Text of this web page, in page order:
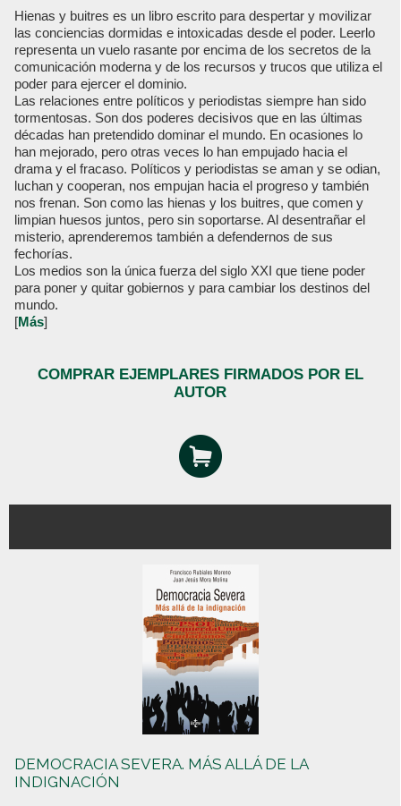
Hienas y buitres es un libro escrito para despertar y movilizar
las conciencias dormidas e intoxicadas desde el poder. Leerlo
representa un vuelo rasante por encima de los secretos de la
comunicación moderna y de los recursos y trucos que utiliza el
poder para ejercer el dominio.
Las relaciones entre políticos y periodistas siempre han sido
tormentosas. Son dos poderes decisivos que en las últimas
décadas han pretendido dominar el mundo. En ocasiones lo
han mejorado, pero otras veces lo han empujado hacia el
drama y el fracaso. Políticos y periodistas se aman y se odian,
luchan y cooperan, nos empujan hacia el progreso y también
nos frenan. Son como las hienas y los buitres, que comen y
limpian huesos juntos, pero sin soportarse. Al desentrañar el
misterio, aprenderemos también a defendernos de sus
fechorías.
Los medios son la única fuerza del siglo XXI que tiene poder
para poner y quitar gobiernos y para cambiar los destinos del
mundo.
[Más]
COMPRAR EJEMPLARES FIRMADOS POR EL
AUTOR
DEMOCRACIA SEVERA. MÁS ALLÁ DE LA
INDIGNACIÓN